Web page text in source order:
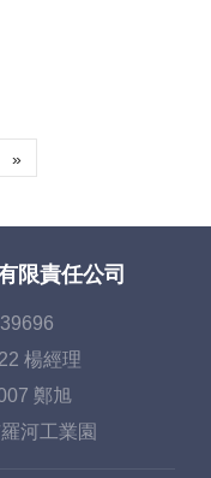
»
限責任公司
楊經理
鄭旭
河工業園